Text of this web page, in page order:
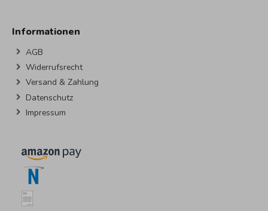
Informationen
AGB
Widerrufsrecht
Versand & Zahlung
Datenschutz
Impressum